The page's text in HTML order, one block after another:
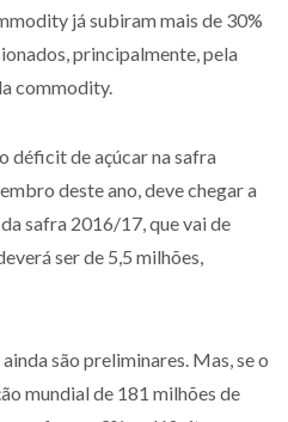
já subiram mais de 30%
principalmente, pela
commodity.
déficit de açúcar na safra
deste ano, deve chegar a
safra 2016/17, que vai de
ser de 5,5 milhões,
são preliminares. Mas, se o
mundial de 181 milhões de